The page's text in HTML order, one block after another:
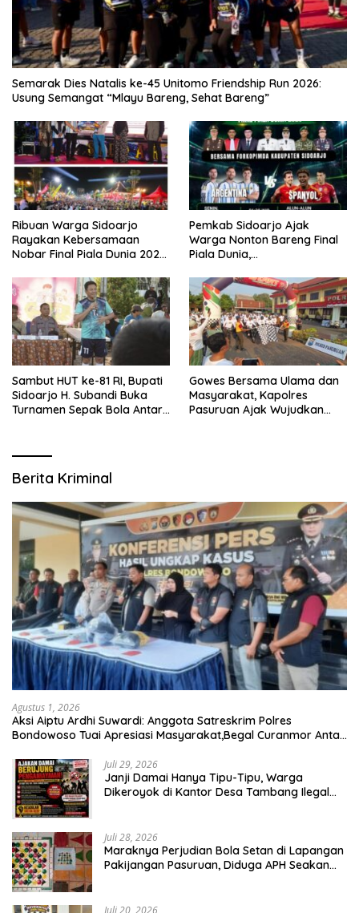
Semarak Dies Natalis ke-45 Unitomo Friendship Run 2026:
Usung Semangat “Mlayu Bareng, Sehat Bareng”
Ribuan Warga Sidoarjo
Rayakan Kebersamaan
Nobar Final Piala Dunia 2026
Forkopimda
Pemkab Sidoarjo Ajak
Warga Nonton Bareng Final
Piala Dunia,
Sambut HUT ke-81 RI, Bupati
Sidoarjo H. Subandi Buka
Turnamen Sepak Bola Antar
Gowes Bersama Ulama dan
Masyarakat, Kapolres
Pasuruan Ajak Wujudkan
Berita Kriminal
Agustus 1, 2026
Aksi Aiptu Ardhi Suwardi: Anggota Satreskrim Polres
Bondowoso Tuai Apresiasi Masyarakat,Begal Curanmor Antar
Juli 29, 2026
Janji Damai Hanya Tipu-Tipu, Warga
Dikeroyok di Kantor Desa Tambang Ilegal
Juli 28, 2026
Maraknya Perjudian Bola Setan di Lapangan
Pakijangan Pasuruan, Diduga APH Seakan
Juli 20, 2026